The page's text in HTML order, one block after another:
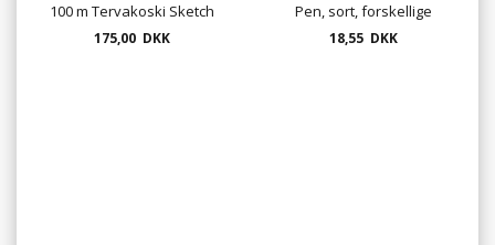
100 m Tervakoski Sketch
Paper
175,00 DKK
Pen, sort, forskellige
tykkelser
18,55 DKK